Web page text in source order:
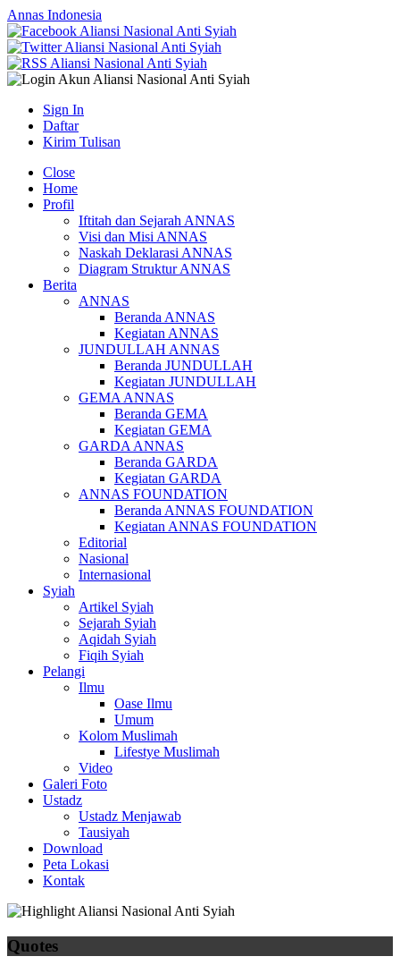
Annas Indonesia
Sign In
Daftar
Kirim Tulisan
Close
Home
Profil
Iftitah dan Sejarah ANNAS
Visi dan Misi ANNAS
Naskah Deklarasi ANNAS
Diagram Struktur ANNAS
Berita
ANNAS
Beranda ANNAS
Kegiatan ANNAS
JUNDULLAH ANNAS
Beranda JUNDULLAH
Kegiatan JUNDULLAH
GEMA ANNAS
Beranda GEMA
Kegiatan GEMA
GARDA ANNAS
Beranda GARDA
Kegiatan GARDA
ANNAS FOUNDATION
Beranda ANNAS FOUNDATION
Kegiatan ANNAS FOUNDATION
Editorial
Nasional
Internasional
Syiah
Artikel Syiah
Sejarah Syiah
Aqidah Syiah
Fiqih Syiah
Pelangi
Ilmu
Oase Ilmu
Umum
Kolom Muslimah
Lifestye Muslimah
Video
Galeri Foto
Ustadz
Ustadz Menjawab
Tausiyah
Download
Peta Lokasi
Kontak
Quotes